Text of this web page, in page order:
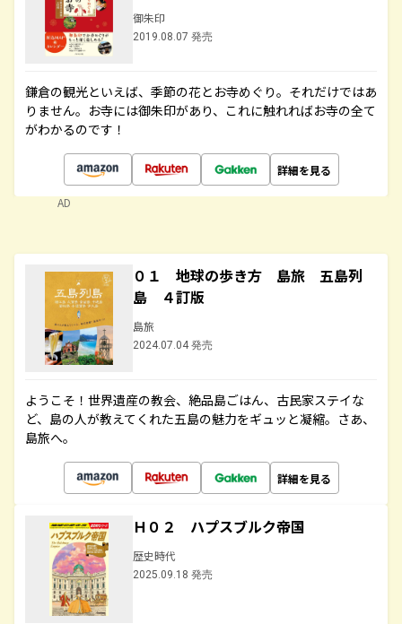
御朱印
2019.08.07 発売
鎌倉の観光といえば、季節の花とお寺めぐり。それだけではあ
りません。お寺には御朱印があり、これに触れればお寺の全て
がわかるのです！
詳細を見る
AD
０１ 地球の歩き方 島旅 五島列
島 ４訂版
島旅
2024.07.04 発売
ようこそ！世界遺産の教会、絶品島ごはん、古民家ステイな
ど、島の人が教えてくれた五島の魅力をギュッと凝縮。さあ、
島旅へ。
詳細を見る
Ｈ０２ ハプスブルク帝国
歴史時代
2025.09.18 発売